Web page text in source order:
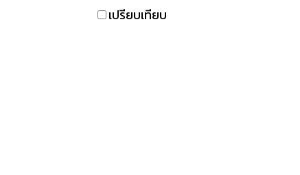
อดทั้้งวัน รองรับมาตรฐานการ
เปรียบเทียบ